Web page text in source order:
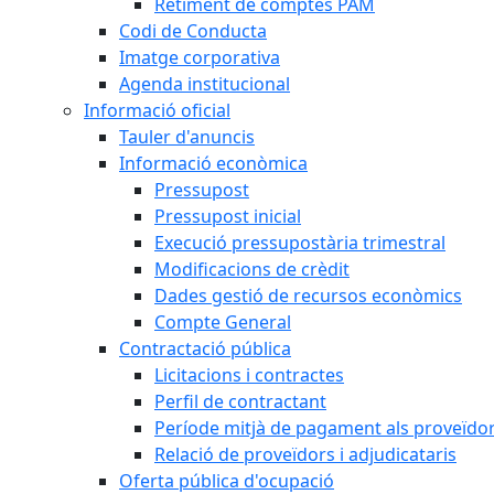
Codi de Conducta
Imatge corporativa
Agenda institucional
Informació oficial
Tauler d'anuncis
Informació econòmica
Pressupost
Pressupost inicial
Execució pressupostària trimestral
Modificacions de crèdit
Dades gestió de recursos econòmics
Compte General
Contractació pública
Licitacions i contractes
Perfil de contractant
Període mitjà de pagament als
Relació de proveïdors i adjudicataris
Oferta pública d'ocupació